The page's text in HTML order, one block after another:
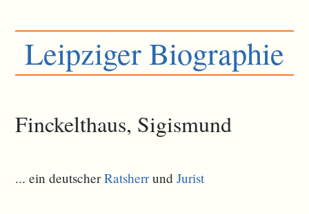
Leipziger Biographie
Finckelthaus, Sigismund
... ein deutscherRatsherrundJurist